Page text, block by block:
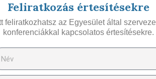
Feliratkozás értesítésekre
feliratkozhatsz az Egyesület által
konferenciákkal kapcsolatos értesítésekre.